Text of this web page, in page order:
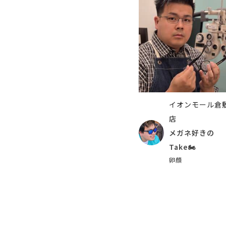
イオンモール倉
店
メガネ好きの
Take🏍
卵顔